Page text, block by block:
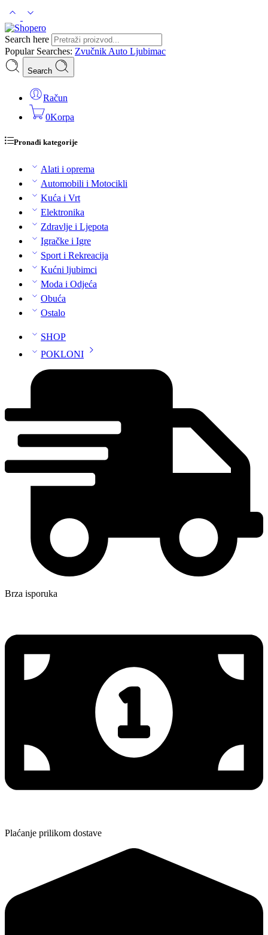
Search here
Popular Searches: Zvučnik Auto Ljubimac
Search
Račun
0Korpa
Pronađi kategorije
Alati i oprema
Automobili i Motocikli
Kuća i Vrt
Elektronika
Zdravlje i Ljepota
Igračke i Igre
Sport i Rekreacija
Kućni ljubimci
Moda i Odjeća
Obuća
Ostalo
SHOP
POKLONI
Brza isporuka
Plaćanje prilikom dostave